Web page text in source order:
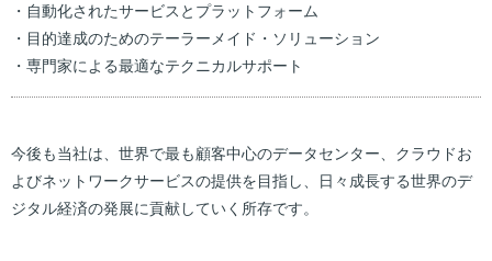
・自動化されたサービスとプラットフォーム
・目的達成のためのテーラーメイド・ソリューション
・専門家による最適なテクニカルサポート
今後も当社は、世界で最も顧客中心のデータセンター、クラウドお
よびネットワークサービスの提供を目指し、日々成長する世界のデ
ジタル経済の発展に貢献していく所存です。